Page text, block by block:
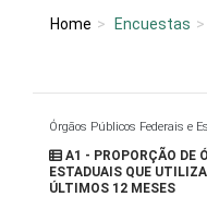
Home Encuestas
Órgãos Públicos Federais e
A1 - PROPORÇÃO DE
ESTADUAIS QUE
ÚLTIMOS 12 MESES